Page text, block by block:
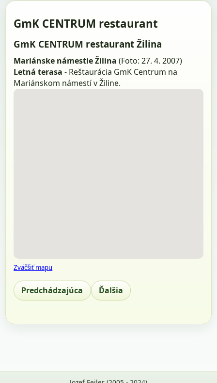
GmK CENTRUM restaurant
GmK CENTRUM restaurant Žilina
Mariánske námestie Žilina (Foto: 27. 4. 2007)
Letná terasa - Reštaurácia GmK Centrum na
Mariánskom námestí v Žiline.
Zväčšiť mapu
Predchádzajúca Ďalšia